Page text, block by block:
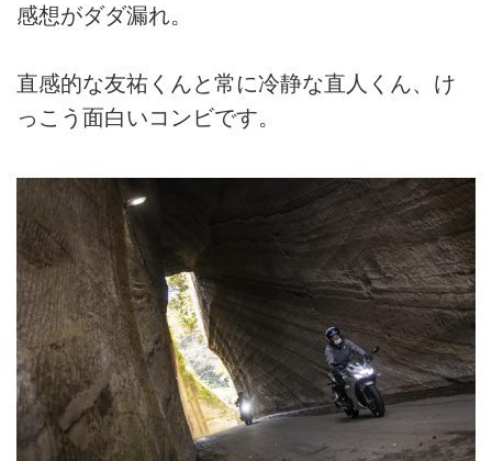
感想がダダ漏れ。
直感的な友祐くんと常に冷静な直人くん、け
っこう面白いコンビです。